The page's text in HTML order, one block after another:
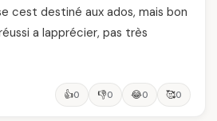
cest destiné aux ados, mais bon
a lapprécier, pas très
👍0 👎0 😂0 🥰0